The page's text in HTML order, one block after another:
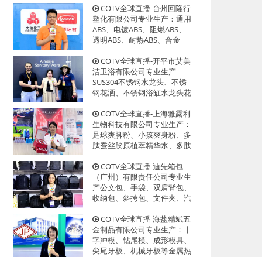
尚、制造精良、款式多样，现
货供应并承接国内外订单，欢
迎大家光临！
COTV全球直播-台州回隆行
塑化有限公司专业生产：通用
ABS、电镀ABS、阻燃ABS、
透明ABS、耐热ABS、合金
HIPS系列等创新型塑料颗粒产
品，欢迎大家光临！
COTV全球直播-开平市艾美
洁卫浴有限公司专业生产
SUS304不锈钢水龙头、不锈
钢花洒、不锈钢浴缸水龙头花
头、过滤净水龙头以及洗脸盆
等系列洁具产品、源头工厂，
欢迎大家光临！
COTV全球直播-上海雅露利
生物科技有限公司专业生产：
足球爽脚粉、小孩爽身粉、多
肽蚕丝胶原植萃精华水、多肽
健康产品，源头工厂，欢迎大
家光临！
COTV全球直播-迪先箱包
（广州）有限责任公司专业生
产公文包、手袋、双肩背包、
收纳包、斜挎包、文件夹、汽
品，欢迎大家光临！
COTV全球直播-海盐精斌五
金制品有限公司专业生产：十
字冲模、钻尾模、成形模具、
尖尾牙板、机械牙板等金属热